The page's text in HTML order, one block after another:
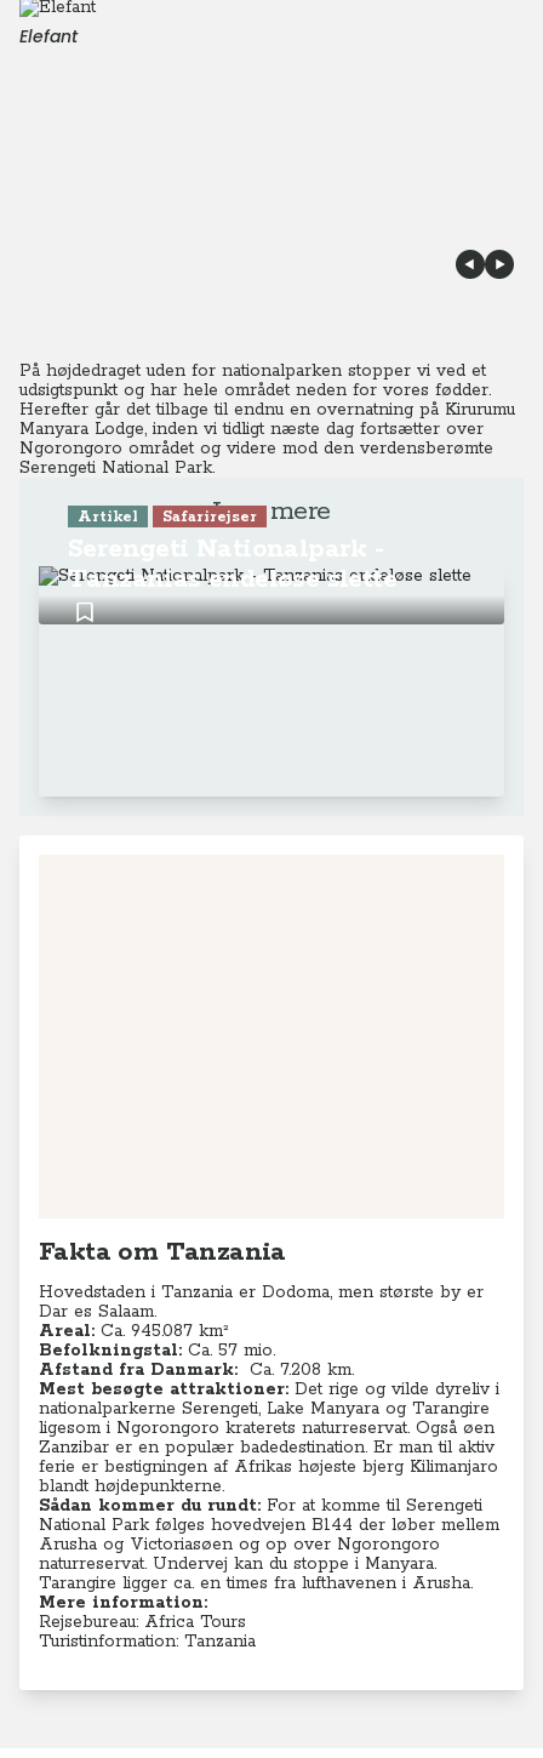
Elefant
På højdedraget uden for nationalparken stopper vi ved et
udsigtspunkt og har hele området neden for vores fødder.
Herefter går det tilbage til endnu en overnatning på Kirurumu
Manyara Lodge, inden vi tidligt næste dag fortsætter over
Ngorongoro området og videre mod den verdensberømte
Serengeti National Park.
Læs mere
Artikel Safarirejser
Tanzanias endeløse slette
Fakta om Tanzania
Hovedstaden i Tanzania er Dodoma, men største by er
Dar es Salaam.
Areal: Ca. 945.087 km²
Befolkningstal: Ca. 57 mio.
Afstand fra Danmark: Ca. 7.208 km.
Mest besøgte attraktioner: Det rige og vilde dyreliv i
nationalparkerne Serengeti, Lake Manyara og Tarangire
ligesom i Ngorongoro kraterets naturreservat. Også øen
Zanzibar er en populær badedestination. Er man til aktiv
ferie er bestigningen af Afrikas højeste bjerg Kilimanjaro
blandt højdepunkterne.
Sådan kommer du rundt: For at komme til Serengeti
National Park følges hovedvejen B144 der løber mellem
Arusha og Victoriasøen og op over Ngorongoro
naturreservat. Undervej kan du stoppe i Manyara.
Tarangire ligger ca. en times fra lufthavenen i Arusha.
Mere information:
Rejsebureau: Africa Tours
Turistinformation: Tanzania